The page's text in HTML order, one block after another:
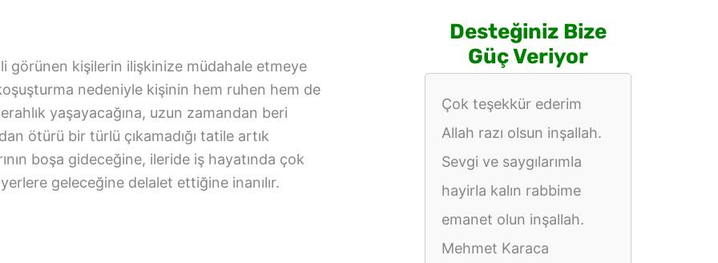
görünen kişilerin ilişkinize müdahale etmeye
koşuşturma nedeniyle kişinin hem ruhen hem de
yaşayacağına, uzun zamandan beri
ötürü bir türlü çıkamadığı tatile artık
boşa gideceğine, ileride iş hayatında çok
geleceğine delalet ettiğine inanılır.
Desteğiniz Bize
Güç Veriyor
Çok teşekkür ederim
Allah razı olsun inşallah.
Sevgi ve saygılarımla
hayirla kalın rabbime
emanet olun inşallah.
Mehmet Karaca